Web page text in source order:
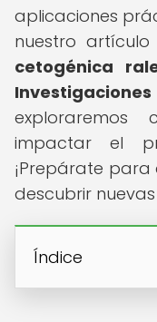
aplicaciones
nuestro artículo
cetogénica
impactar el
¡Prepárate
descubrir
Índice